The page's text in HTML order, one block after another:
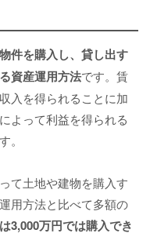
件を購入し、貸し出す
資産運用方法です。賃
入を得られることに加
よって利益を得られる
。
て土地や建物を購入す
用方法と比べて多額の
3,000万円では購入でき